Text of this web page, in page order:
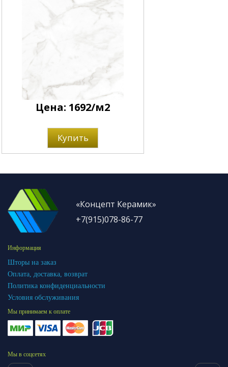
Цена: 1692/м2
Купить
«Концепт Керамик»
+7(915)078-86-77
Информация
Шторы на заказ
Оплата, доставка, возврат
Политика конфиденциальности
Условия обслуживания
Мы принимаем к оплате
Мы в соцсетях